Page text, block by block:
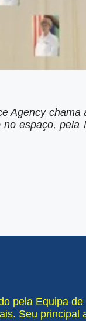
Agency chama
espaço, pela
pela Equipa de
Seu